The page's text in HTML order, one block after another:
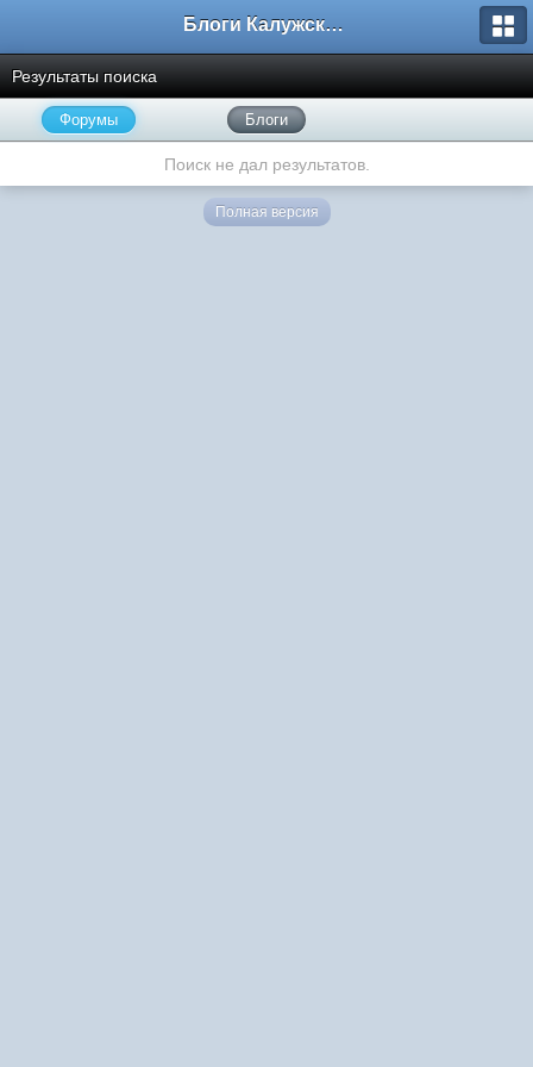
Блоги Калужского перекрестка
Результаты поиска
Форумы Блоги
Поиск не дал результатов.
Полная версия